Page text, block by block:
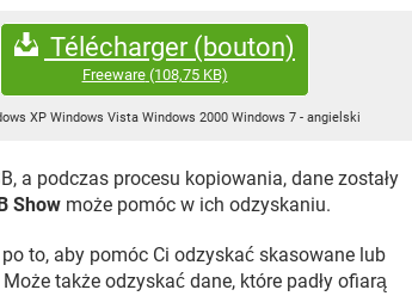
Télécharger (bouton)
Freeware(108,75 KB)
XP Windows Vista Windows 2000 Windows 7-angielski
a podczas procesu kopiowania, dane zostały
Show może pomóc w ich odzyskaniu.
to, aby pomóc Ci odzyskać skasowane lub
także odzyskać dane, które padły ofiarą